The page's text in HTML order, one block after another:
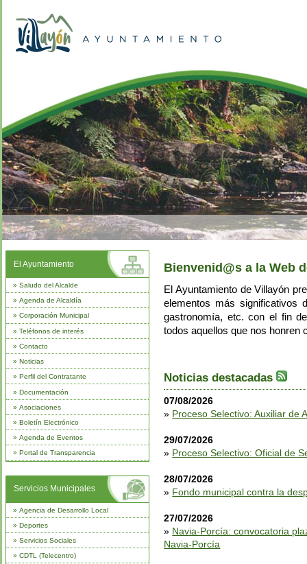
El Ayuntamiento
» Saludo del Alcalde
» Agenda de Alcaldía
» Corporación Municipal
» Teléfonos de interés
» Contacto
» Noticias
» Perfil del Contratante
» Documentación
» Asociaciones
» Boletín Electrónico
» Agenda de Eventos
» Portal de Transparencia
Servicios Municipales
» Agencia de Desarrollo Local
» Deportes
» Servicios Sociales
» CDTL (Telecentro)
Bienvenid@s a la Web
El Ayuntamiento de Villayón
elementos más significativos
gastronomía, etc. con el fin
todos aquellos que nos honren
Noticias destacadas
07/08/2026
» Proceso Selectivo: Auxiliar de
29/07/2026
» Proceso Selectivo: Oficial de
28/07/2026
» Fondo municipal contra la
27/07/2026
» Navia-Porcía: convocatoria
Navia-Porcía